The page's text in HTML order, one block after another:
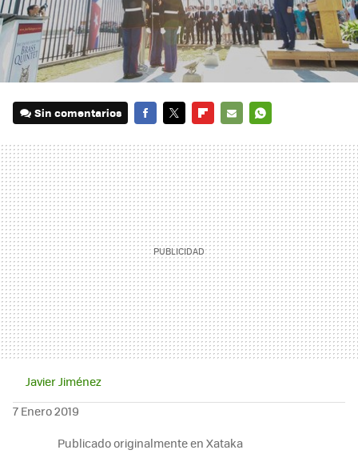
Sin comentarios
MAIL
Javier Jiménez
7 Enero 2019
Publicado originalmente en Xataka